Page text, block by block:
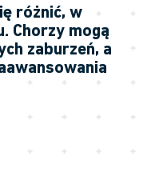
różnić, w
Chorzy mogą
zaburzeń, a